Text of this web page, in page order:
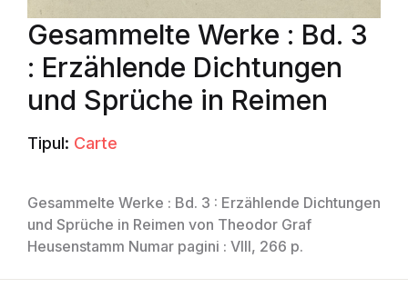
Gesammelte Werke : Bd. 3
: Erzählende Dichtungen
und Sprüche in Reimen
Tipul: Carte
Gesammelte Werke : Bd. 3 : Erzählende Dichtungen
und Sprüche in Reimen von Theodor Graf
Heusenstamm Numar pagini : VIII, 266 p.